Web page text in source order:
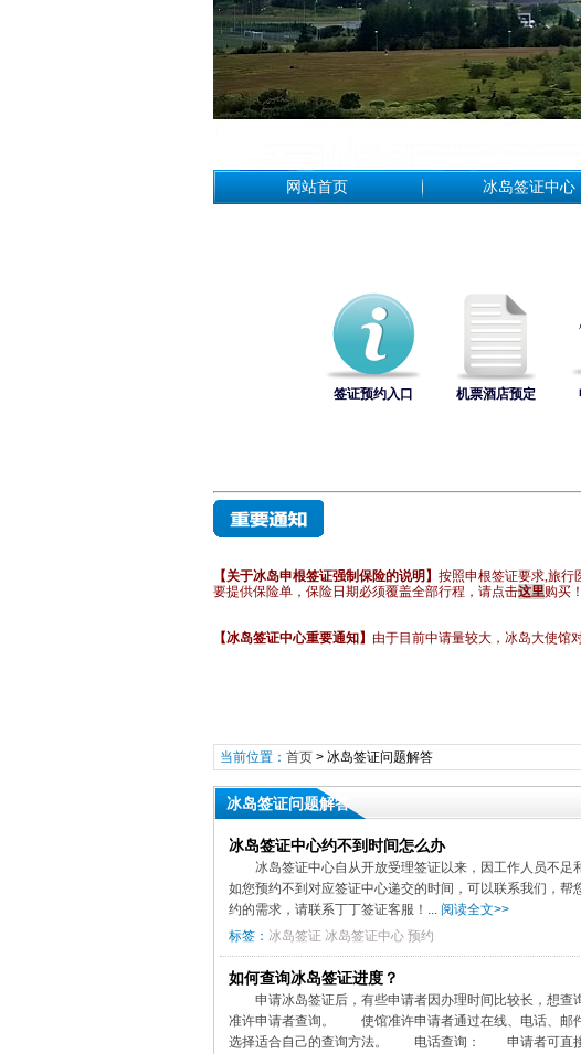
网站首页 冰岛签证中心
签证预约入口 机票酒店预定
【关于冰岛申根签证强制保险的说明】 按照申根签证要求,旅行
要提供保险单，保险日期必须覆盖全部行程 ，请点击这里购买！
【冰岛签证中心重要通知】 由于目前中请量较大，冰岛大使馆
当前位置： 首页> 冰岛签证问题解答
冰岛签证问题解答
冰岛签证中心约不到时间怎么办
冰岛签证中心自从开放受理签证以来，因工作人员不足
如您预约不到对应签证中心递交的时间，可以联系我们，
约的需求，请联系丁丁签证客服！... 阅读全文>>
标签： 冰岛签证 冰岛签证中心 预约
如何查询冰岛签证进度？
申请冰岛签证后，有些申请者因办理时间比较长，想查
准许申请者查询。 使馆准许申请者通过在线、电话、邮
选择适合自己的查询方法。 电话查询： 申请者可直接